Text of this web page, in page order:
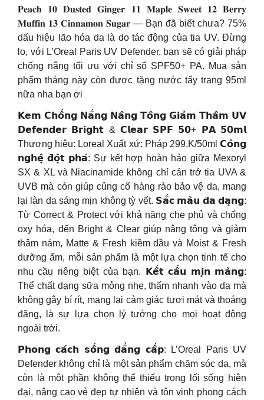
𝐏𝐞𝐚𝐜𝐡 𝟏𝟎 𝐃𝐮𝐬𝐭𝐞𝐝 𝐆𝐢𝐧𝐠𝐞𝐫 𝟏𝟏 𝐌𝐚𝐩𝐥𝐞 𝐒𝐰𝐞𝐞𝐭 𝟏𝟐 𝐁𝐞𝐫𝐫𝐲
𝐌𝐮𝐟𝐟𝐢𝐧 𝟏𝟑 𝐂𝐢𝐧𝐧𝐚𝐦𝐨𝐧 𝐒𝐮𝐠𝐚𝐫 — Bạn đã biết chưa? 75%
dấu hiệu lão hóa da là do tác động của tia UV. Đừng
lo, với L’Oreal Paris UV Defender, bạn sẽ có giải pháp
chống nắng tối ưu với chỉ số SPF50+ PA. Mua sản
phẩm tháng này còn được tặng nước tẩy trang 95ml
nữa nha bạn ơi
𝗞𝗲𝗺 𝗖𝗵𝗼̂́𝗻𝗴 𝗡𝗮̆́𝗻𝗴 𝗡𝗮̂𝗻𝗴 𝗧𝗼̂𝗻𝗴 𝗚𝗶𝗮̉𝗺 𝗧𝗵𝗮̂𝗺 𝗨𝗩
𝗗𝗲𝗳𝗲𝗻𝗱𝗲𝗿 𝗕𝗿𝗶𝗴𝗵𝘁 & 𝗖𝗹𝗲𝗮𝗿 𝗦𝗣𝗙 𝟱𝟬+ 𝗣𝗔 𝟱𝟬𝗺𝗹
Thương hiệu: Loreal Xuất xứ: Pháp 299.K/50ml 𝗖𝗼̂𝗻𝗴
𝗻𝗴𝗵𝗲̣̂ 𝗱̄𝗼̣̂𝘁 𝗽𝗵𝗮́: Sự kết hợp hoàn hảo giữa Mexoryl
SX & XL và Niacinamide không chỉ cản trở tia UVA &
UVB mà còn giúp củng cố hàng rào bảo vệ da, mang
lại làn da sáng mịn không tỳ vết. 𝗦𝗮̆́𝗰 𝗺𝗮̀𝘂 𝗱̄𝗮 𝗱𝗮̣𝗻𝗴:
Từ Correct & Protect với khả năng che phủ và chống
oxy hóa, đến Bright & Clear giúp nâng tông và giảm
thâm nám, Matte & Fresh kiềm dầu và Moist & Fresh
dưỡng ẩm, mỗi sản phẩm là một lựa chọn tinh tế cho
nhu cầu riêng biệt của bạn. 𝗞𝗲̂́𝘁 𝗰𝗮̂́𝘂 𝗺𝗶̣𝗻 𝗺𝗮̀𝗻𝗴:
Thể chất dạng sữa mỏng nhẹ, thấm nhanh vào da mà
không gây bí rít, mang lại cảm giác tươi mát và thoáng
đãng, là sự lựa chọn lý tưởng cho mọi hoạt động
ngoài trời.
𝗣𝗵𝗼𝗻𝗴 𝗰𝗮́𝗰𝗵 𝘀𝗼̂́𝗻𝗴 𝗱̄𝗮̆̉𝗻𝗴 𝗰𝗮̂́𝗽: L’Oreal Paris UV
Defender không chỉ là một sản phẩm chăm sóc da, mà
còn là một phần không thể thiếu trong lối sống hiện
đại, nâng cao vẻ đẹp tự nhiên và tôn vinh phong cách